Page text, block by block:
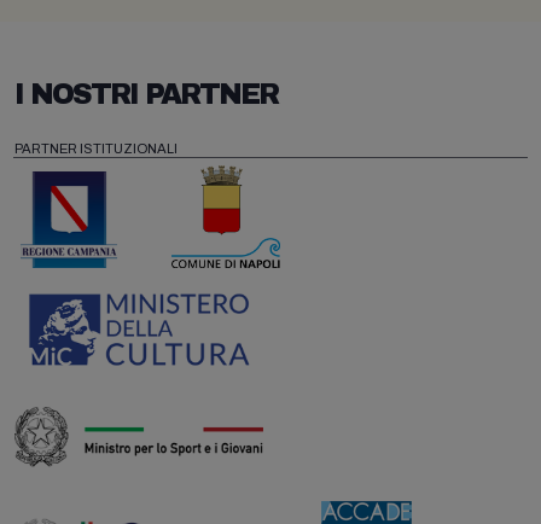
I NOSTRI PARTNER
PARTNER ISTITUZIONALI